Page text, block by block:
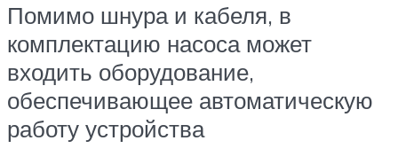
Помимо шнура и кабеля, в
комплектацию насоса может
входить оборудование,
обеспечивающее автоматическую
работу устройства